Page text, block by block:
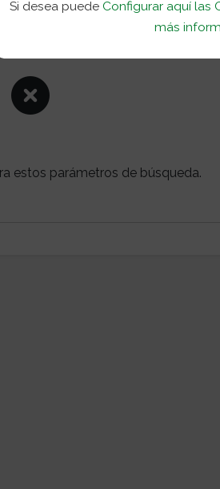
Si desea puedeConfigurar aquí las
más
estos parámetros de búsqueda.